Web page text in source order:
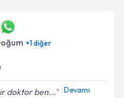
+1diğer
doktor ben... Devamı